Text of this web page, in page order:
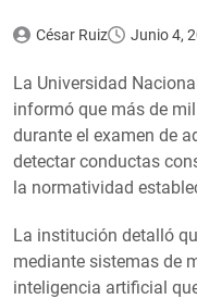
César Ruiz Junio 4,
La Universidad
informó que más de
durante el examen de
detectar conductas
la normatividad
La institución detalló
mediante sistemas de
inteligencia artificial